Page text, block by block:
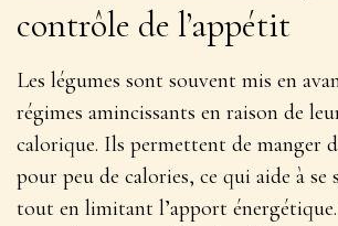
contrôle de l’appétit
Les légumes sont souvent mis en
régimes amincissants en raison de
calorique. Ils permettent de manger
pour peu de calories, ce qui aide à se
tout en limitant l’apport